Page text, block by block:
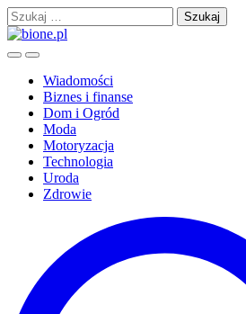
Skip
to
Szukaj:
Wiadomości
Biznes i finanse
Dom i Ogród
Moda
Motoryzacja
Technologia
Uroda
Zdrowie